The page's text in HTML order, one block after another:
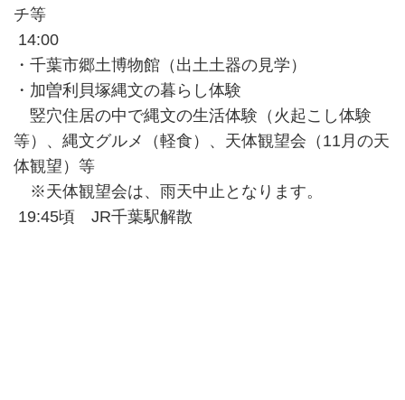
チ等
14:00
・千葉市郷土博物館（出土土器の見学）
・加曽利貝塚縄文の暮らし体験
竪穴住居の中で縄文の生活体験（火起こし体験
等）、縄文グルメ（軽食）、天体観望会（11月の天
体観望）等
※天体観望会は、雨天中止となります。
19:45頃 JR千葉駅解散